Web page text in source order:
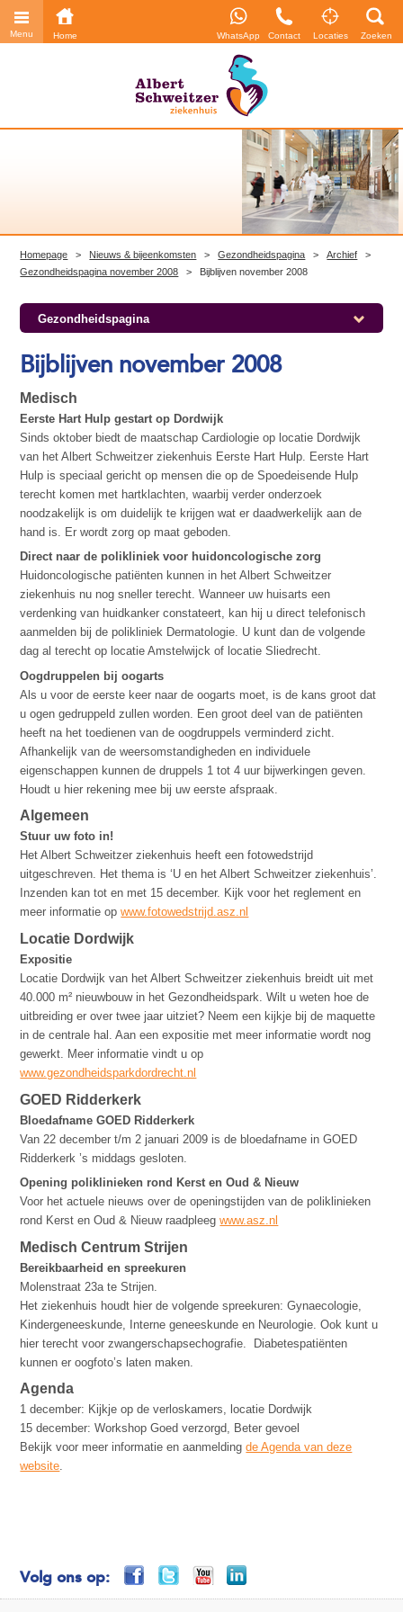
Menu Home WhatsApp Contact Locaties Zoeken
Homepage > Nieuws & bijeenkomsten > Gezondheidspagina > Archief
>
Gezondheidspagina november 2008
> Bijblijven november 2008
Gezondheidspagina
Bijblijven november 2008
Medisch
Eerste Hart Hulp gestart op Dordwijk
Sinds oktober biedt de maatschap Cardiologie op locatie Dordwijk
van het Albert Schweitzer ziekenhuis Eerste Hart Hulp. Eerste Hart
Hulp is speciaal gericht op mensen die op de Spoedeisende Hulp
terecht komen met hartklachten, waarbij verder onderzoek
noodzakelijk is om duidelijk te krijgen wat er daadwerkelijk aan de
hand is. Er wordt zorg op maat geboden.
Direct naar de polikliniek voor huidoncologische zorg
Huidoncologische patiënten kunnen in het Albert Schweitzer
ziekenhuis nu nog sneller terecht. Wanneer uw huisarts een
verdenking van huidkanker constateert, kan hij u direct telefonisch
aanmelden bij de polikliniek Dermatologie. U kunt dan de volgende
dag al terecht op locatie Amstelwijck of locatie Sliedrecht.
Oogdruppelen bij oogarts
Als u voor de eerste keer naar de oogarts moet, is de kans groot dat
u ogen gedruppeld zullen worden. Een groot deel van de patiënten
heeft na het toedienen van de oogdruppels verminderd zicht.
Afhankelijk van de weersomstandigheden en individuele
eigenschappen kunnen de druppels 1 tot 4 uur bijwerkingen geven.
Houdt u hier rekening mee bij uw eerste afspraak.
Algemeen
Stuur uw foto in!
Het Albert Schweitzer ziekenhuis heeft een fotowedstrijd
uitgeschreven. Het thema is ‘U en het Albert Schweitzer ziekenhuis’.
Inzenden kan tot en met 15 december. Kijk voor het reglement en
meer informatie opwww.fotowedstrijd.asz.nl
Locatie Dordwijk
Expositie
Locatie Dordwijk van het Albert Schweitzer ziekenhuis breidt uit met
40.000 m² nieuwbouw in het Gezondheidspark. Wilt u weten hoe de
uitbreiding er over twee jaar uitziet? Neem een kijkje bij de maquette
in de centrale hal. Aan een expositie met meer informatie wordt nog
gewerkt. Meer informatie vindt u op
www.gezondheidsparkdordrecht.nl
GOED Ridderkerk
Bloedafname GOED Ridderkerk
Van 22 december t/m 2 januari 2009 is de bloedafname in GOED
Ridderkerk ’s middags gesloten.
Opening poliklinieken rond Kerst en Oud & Nieuw
Voor het actuele nieuws over de openingstijden van de poliklinieken
rond Kerst en Oud & Nieuw raadpleegwww.asz.nl
Medisch Centrum Strijen
Bereikbaarheid en spreekuren
Molenstraat 23a te Strijen.
Het ziekenhuis houdt hier de volgende spreekuren: Gynaecologie,
Kindergeneeskunde, Interne geneeskunde en Neurologie. Ook kunt u
hier terecht voor zwangerschapsechografie. Diabetespatiënten
kunnen er oogfoto’s laten maken.
Agenda
1 december: Kijkje op de verloskamers, locatie Dordwijk
15 december: Workshop Goed verzorgd, Beter gevoel
Bekijk voor meer informatie en aanmeldingde Agenda van deze
website.
Volg ons op: